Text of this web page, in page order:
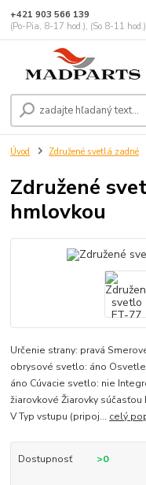
+421 903 566 139
(Po-Pia, 8-17 hod.), (So 8-11 hod.)
Úvod Združené svetlá zadné
Združené
hmlovkou
Určenie strany: pravá
obrysové svetlo: áno
áno Cúvacie svetlo: nie
žiarovkové Žiarovky
V Typ vstupu (pripoj... celý
Dostupnosť >0